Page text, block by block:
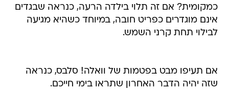
כמקומית? אם זה תלוי בילדה הרעה, כנראה שבגדים
אינם מוגדרים כפריט חובה, במיוחד כשהיא מגיעה
לבילוי תחת קרני השמש.
אם תעיפו מבט בפטמות של וואלה! סלבס, כנראה
שזה יהיה הדבר האחרון שתראו בימי חייכם.